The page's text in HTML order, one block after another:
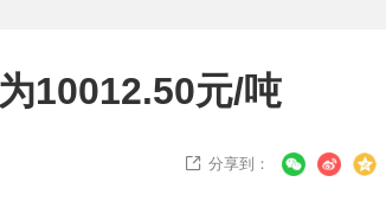
10012.50元/吨
 分享到：